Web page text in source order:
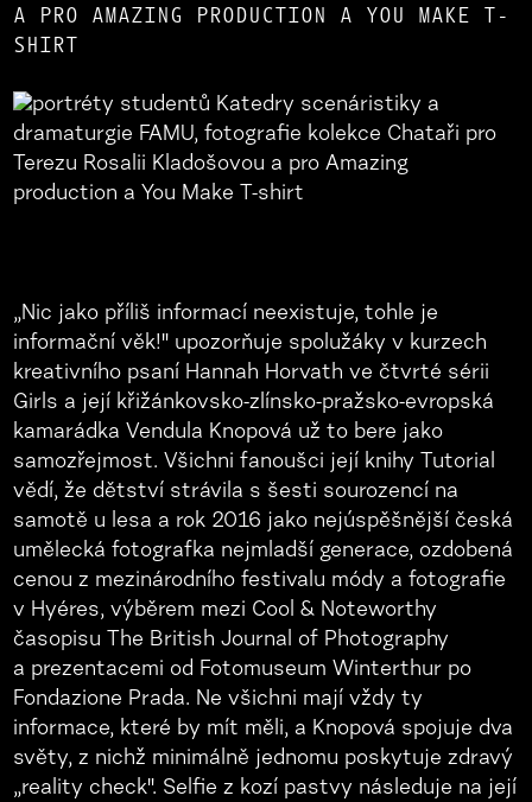
A PRO AMAZING PRODUCTION A YOU MAKE T-
SHIRT
„Nic jako příliš informací neexistuje, tohle je
informační věk!" upozorňuje spolužáky v kurzech
kreativního psaní Hannah Horvath ve čtvrté sérii
Girls a její křižánkovsko-zlínsko-pražsko-evropská
kamarádka Vendula Knopová už to bere jako
samozřejmost. Všichni fanoušci její knihy Tutorial
vědí, že dětství strávila s šesti sourozencí na
samotě u lesa a rok 2016 jako nejúspěšnější česká
umělecká fotografka nejmladší generace, ozdobená
cenou z mezinárodního festivalu módy a fotografie
v Hyéres, výběrem mezi Cool & Noteworthy
časopisu The British Journal of Photography
a prezentacemi od Fotomuseum Winterthur po
Fondazione Prada. Ne všichni mají vždy ty
informace, které by mít měli, a Knopová spojuje dva
světy, z nichž minimálně jednomu poskytuje zdravý
„reality check". Selfie z kozí pastvy následuje na její